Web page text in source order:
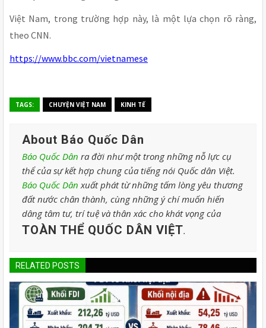
Việt Nam, trong trường hợp này, là một lựa chọn rõ ràng,
theo CNN.
https://www.bbc.com/vietnamese
TAGS: CHUYỆN VIỆT NAM KINH TẾ
About Báo Quốc Dân
Báo Quốc Dân ra đời như một trong những nỗ lực cụ
thể của sự kết hợp chung của tiếng nói Quốc dân Việt.
Báo Quốc Dân xuất phát từ những tấm lòng yêu thương
đất nước chân thành, cùng những ý chí muốn hiến
dâng tâm tư, trí tuệ và thân xác cho khát vọng của
TOÀN THỂ QUỐC DÂN VIỆT.
RELATED POSTS